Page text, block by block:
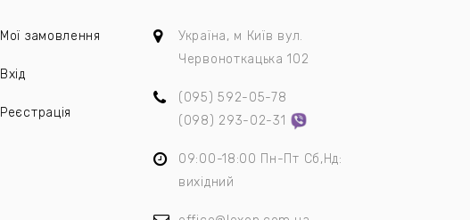
Мої замовлення
Вхід
Реєстрація
Україна, м Київ вул.
Червоноткацька 102
(095) 592-05-78
(098) 293-02-31
09:00-18:00 Пн-Пт Сб,Нд:
вихідний